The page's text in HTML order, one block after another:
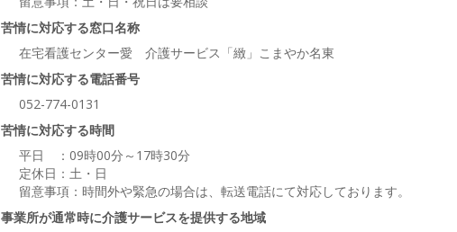
苦情に対応する窓口名称
在宅看護センター愛 介護サービス「緻」こまやか名東
苦情に対応する電話番号
052-774-0131
苦情に対応する時間
平日 ：09時00分～17時30分
定休日：土・日
留意事項：時間外や緊急の場合は、転送電話にて対応しております。
事業所が通常時に介護サービスを提供する地域